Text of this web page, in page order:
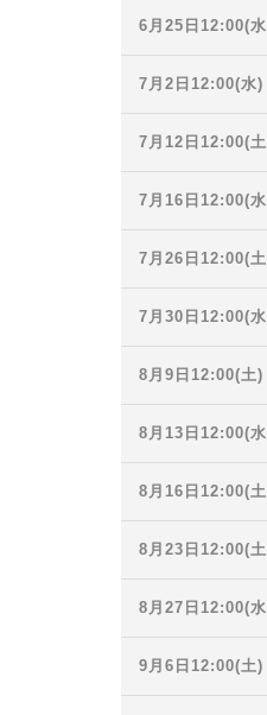
6月25日12:00(
7月2日12:00(水)
7月12日12:00(
7月16日12:00(
7月26日12:00(
7月30日12:00(
8月9日12:00(土)
8月13日12:00(
8月16日12:00(
8月23日12:00(
8月27日12:00(
9月6日12:00(土)